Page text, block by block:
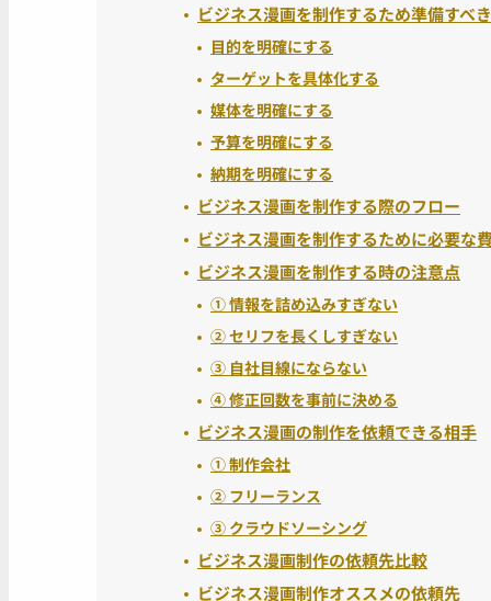
ビジネス漫画を制作するため準備すべ
目的を明確にする
ターゲットを具体化する
媒体を明確にする
予算を明確にする
納期を明確にする
ビジネス漫画を制作する際のフロー
ビジネス漫画を制作するために必要な
ビジネス漫画を制作する時の注意点
① 情報を詰め込みすぎない
② セリフを長くしすぎない
③ 自社目線にならない
④ 修正回数を事前に決める
ビジネス漫画の制作を依頼できる相手
① 制作会社
② フリーランス
③ クラウドソーシング
ビジネス漫画制作の依頼先比較
ビジネス漫画制作オススメの依頼先